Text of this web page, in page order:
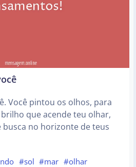
Você pintou os olhos, para
que acende teu olhar,
busca no horizonte de teus
#sol #mar #olhar